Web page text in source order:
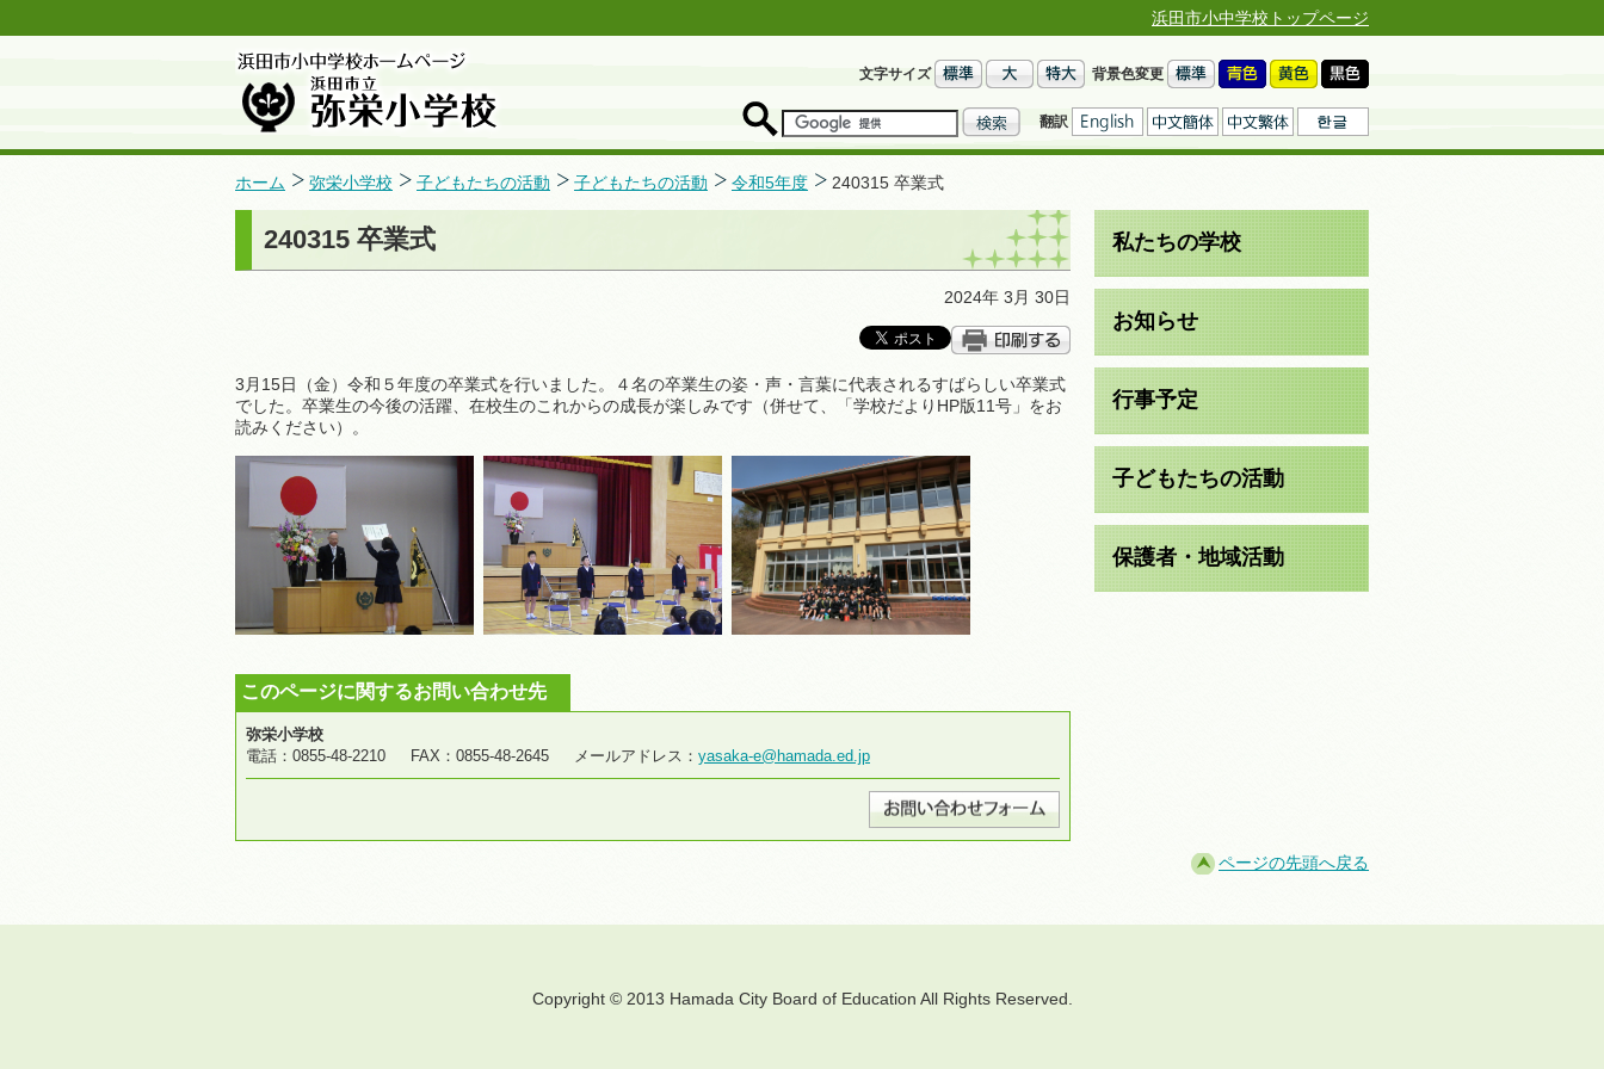
浜田市小中学校トップページ
文字サイズ 背景色変更
翻訳
ホーム 弥栄小学校 子どもたちの活動 子どもたちの活動 令和5年度 240315 卒業式
240315 卒業式
2024年 3月 30日
3月15日（金）令和５年度の卒業式を行いました。４名の卒業生の姿・声・言葉に代表されるすばらしい卒業式
でした。卒業生の今後の活躍、在校生のこれからの成長が楽しみです（併せて、「学校だよりHP版11号」をお
読みください）。
このページに関するお問い合わせ先
弥栄小学校
電話：0855-48-2210 FAX：0855-48-2645 メールアドレス： yasaka-e@hamada.ed.jp
私たちの学校
お知らせ
行事予定
子どもたちの活動
保護者・地域活動
ページの先頭へ戻る
Copyright © 2013 Hamada City Board of Education All Rights Reserved.